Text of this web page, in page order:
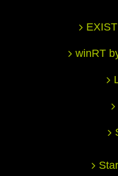
winRT